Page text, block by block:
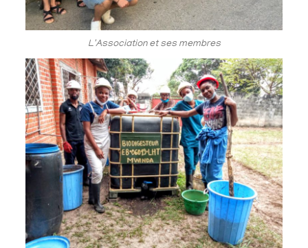
L'Association et ses membres